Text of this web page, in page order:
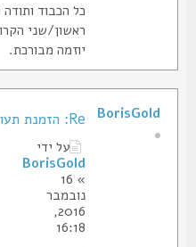
כל הכבוד ותודה
ראשון/שני הקרוב.
יוזמה מבורכת.
Re: הזמנת תעודות החבר של הסליק
על ידי
BorisGold
נובמבר
2016,
16:18
BorisGold